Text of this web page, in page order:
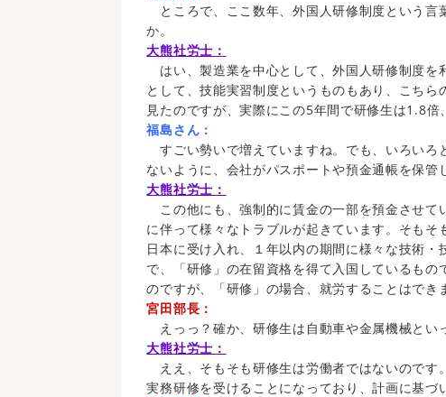
ところで、ここ数年、外国人研修制度という言
か。
大熊社労士：
はい、製造業を中心として、外国人研修制度を
として、技能実習制度というものもあり、こち
見たのですが、実際にこの5年間で研修生は1.8倍
福島さん：
すごい勢いで増えていますね。でも、いろいろ
ないように、会社がパスポートや預金通帳を保管
大熊社労士：
この他にも、強制的に賃金の一部を預金させて
に伴って様々なトラブルが起きています。そも
日本に受け入れ、１年以内の期間に様々な技術
で、「研修」の在留資格を得て入国しているも
のですが、「研修」の場合、就労することはでき
宮田部長：
えっっ？確か、研修生は自動車や金属機械とい
大熊社労士：
ええ、そもそも研修生は労働者ではないのです
実務研修を受けることになっており、計画に基づ